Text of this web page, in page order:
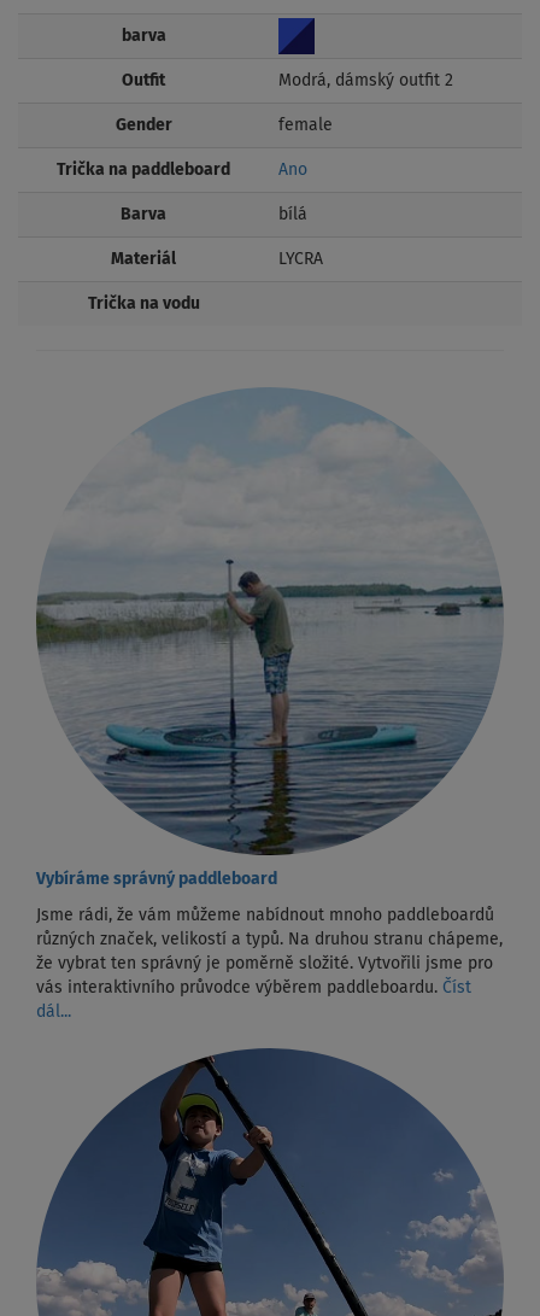
barva
Outfit Modrá, dámský outfit 2
Gender female
Trička na paddleboard Ano
Barva bílá
Materiál LYCRA
Trička na vodu
Vybíráme správný paddleboard
Jsme rádi, že vám můžeme nabídnout mnoho paddleboardů
různých značek, velikostí a typů. Na druhou stranu chápeme,
že vybrat ten správný je poměrně složité. Vytvořili jsme pro
vás interaktivního průvodce výběrem paddleboardu. Číst
dál...